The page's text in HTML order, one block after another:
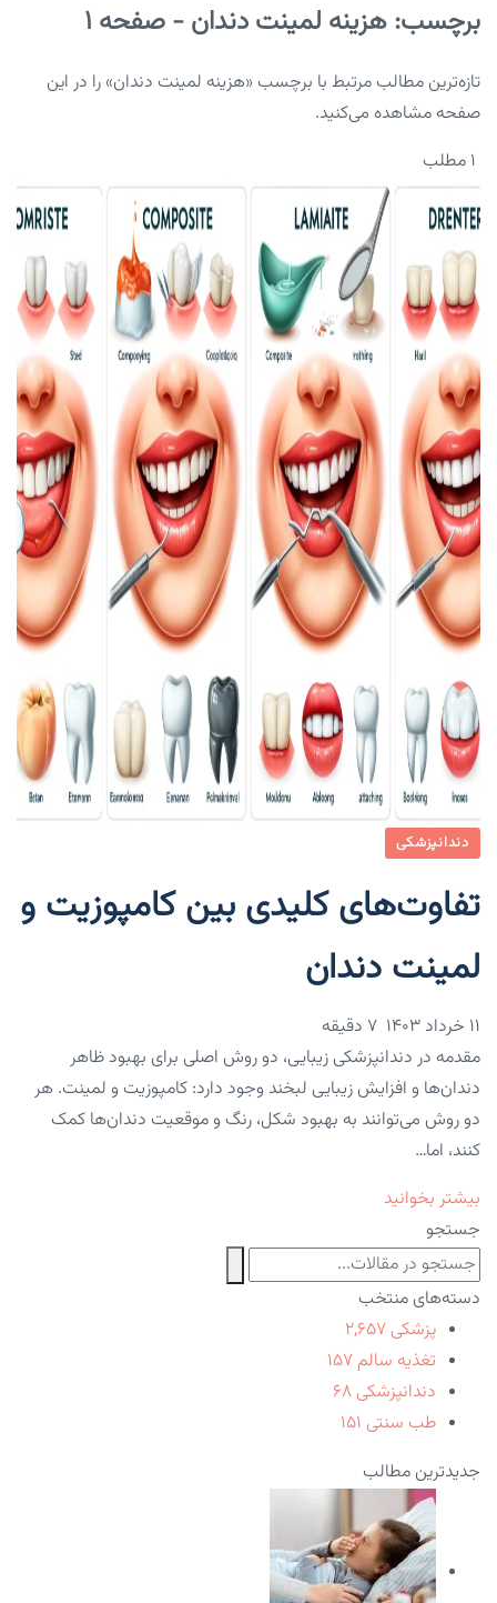
برچسب: هزینه لمینت دندان - صفحه 1
تازه‌ترین مطالب مرتبط با برچسب «هزینه لمینت دندان» را در این
صفحه مشاهده می‌کنید.
۱ مطلب
دندانپزشکی
تفاوت‌های کلیدی بین کامپوزیت و
لمینت دندان
۱۱ خرداد ۱۴۰۳
مقدمه در دندانپزشکی زیبایی، دو روش اصلی برای بهبود ظاهر
دندان‌ها و افزایش زیبایی لبخند وجود دارد: کامپوزیت و لمینت. هر
دو روش می‌توانند به بهبود شکل، رنگ و موقعیت دندان‌ها کمک
کنند، اما…
بیشتر بخوانید
جستجو
دسته‌های منتخب
پزشکی ۲,۶۵۷
تغذیه سالم ۱۵۷
دندانپزشکی ۶۸
طب سنتی ۱۵۱
جدیدترین مطالب